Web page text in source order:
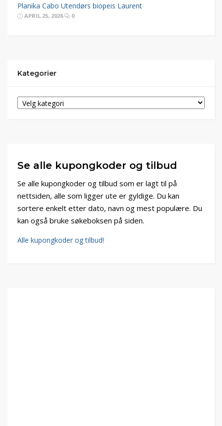
Planika Cabo Utendørs biopeis Laurent
APRIL 25, 2026 0
Kategorier
Se alle kupongkoder og tilbud
Se alle kupongkoder og tilbud som er lagt til på
nettsiden, alle som ligger ute er gyldige. Du kan
sortere enkelt etter dato, navn og mest populære. Du
kan også bruke søkeboksen på siden.
Alle kupongkoder og tilbud!